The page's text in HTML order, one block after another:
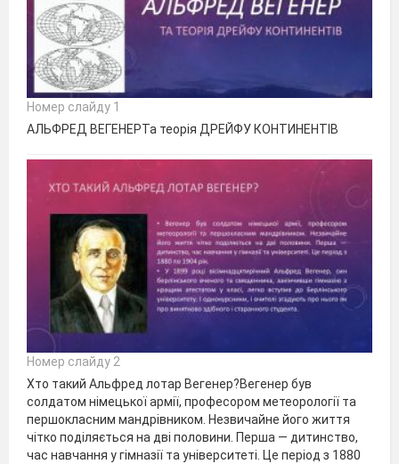
Номер слайду 1
АЛЬФРЕД ВЕГЕНЕРТа теорія ДРЕЙФУ КОНТИНЕНТІВ
Номер слайду 2
Хто такий Альфред лотар Вегенер?Вегенер був
солдатом німецької армії, професором метеорології та
першокласним мандрівником. Незвичайне його життя
чітко поділяється на дві половини. Перша — дитинство,
час навчання у гімназії та університеті. Це період з 1880